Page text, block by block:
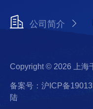
公司简介
Copyright © 2026 上海
备案号：沪ICP备
陆